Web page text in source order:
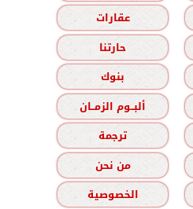
عقارات
حارتنا
بنوك
ألبــوم الزمــان
ترجمة
من نحن
الخصوصية